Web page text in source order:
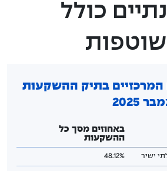
כולל
המרכזיים בתיק ההשקעות
באחוזים מסך כל
ההשקעות
ישיר 48.12%